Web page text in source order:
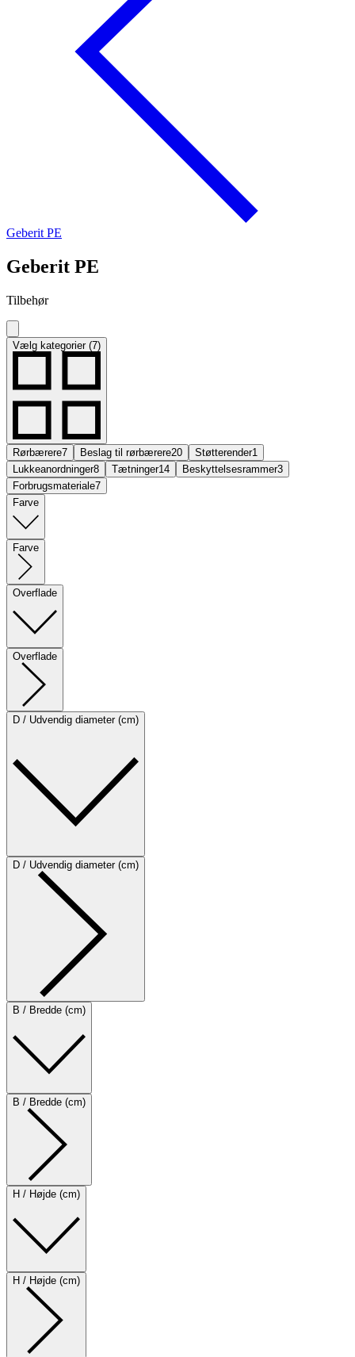
Geberit PE
Geberit PE
Tilbehør
Vælg kategorier (7)
Rørbærere7 Beslag til rørbærere20 Støtterender1
Lukkeanordninger8 Tætninger14 Beskyttelsesrammer3
Forbrugsmateriale7
Farve
Farve
Overflade
Overflade
D / Udvendig diameter (cm)
D / Udvendig diameter (cm)
B / Bredde (cm)
B / Bredde (cm)
H / Højde (cm)
H / Højde (cm)